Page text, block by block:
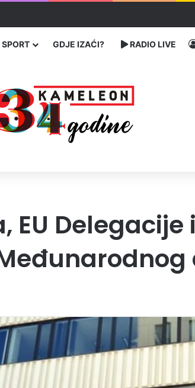
Memorijalni centar Srebrenica
SPORT GDJE IZAĆI? RADIO LIVE
Delegacije